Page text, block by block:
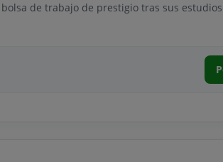
de trabajo de prestigio tras sus